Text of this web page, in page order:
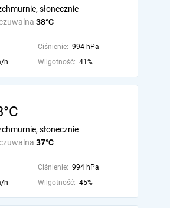
38°C
słonecznie
Ciśnienie: 994 hPa
h Wilgotność: 41%
37°C
słonecznie
Ciśnienie: 994 hPa
h Wilgotność: 45%